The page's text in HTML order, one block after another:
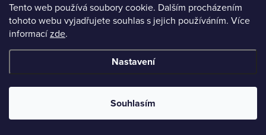
Tento web používá soubory cookie. Dalším procházením
tohoto webu vyjadřujete souhlas s jejich používáním. Více
informacízde.
Nastavení
Souhlasím
Copyright 2026Royal Comfort. Všechna práva vyhrazena.
Zásady zpracování osobních údajů